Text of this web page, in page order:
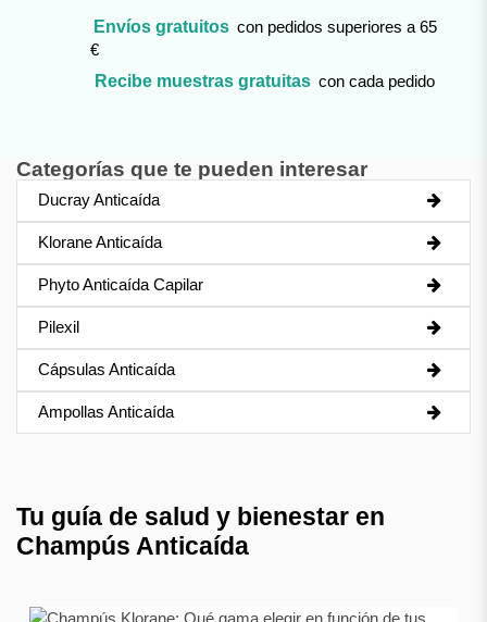
Envíos gratuitos con pedidos superiores a 65
€
Recibe muestras gratuitas con cada pedido
Categorías que te pueden interesar
Ducray Anticaída
Klorane Anticaída
Phyto Anticaída Capilar
Pilexil
Cápsulas Anticaída
Ampollas Anticaída
Tu guía de salud y bienestar en
Champús Anticaída